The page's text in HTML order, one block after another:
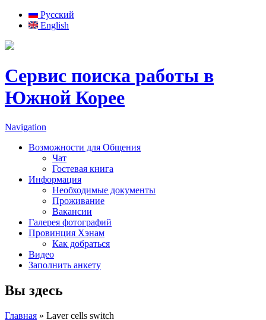
Русский
English
Сервис поиска работы в
Южной Корее
Navigation
Возможности для Общения
Чат
Гостевая книга
Информация
Необходимые документы
Проживание
Вакансии
Галерея фотографий
Провинция Хэнам
Как добраться
Видео
Заполнить анкету
Вы здесь
Главная » Laver cells switch